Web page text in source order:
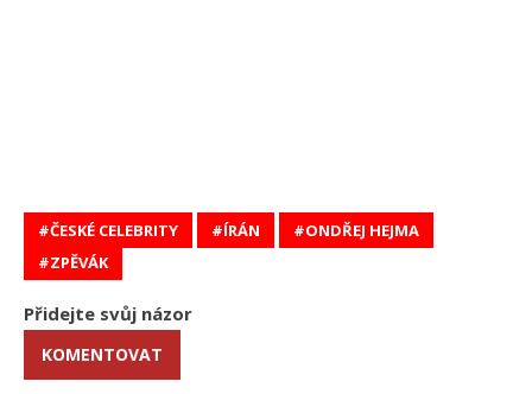
ČESKÉ CELEBRITY ÍRÁN
ONDŘEJ HEJMA
ZPĚVÁK
Přidejte svůj názor
KOMENTOVAT